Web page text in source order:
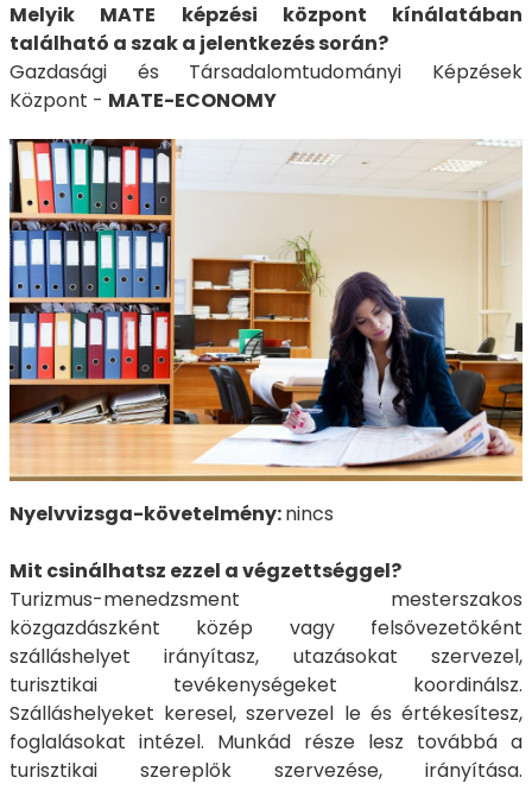
Melyik MATE képzési központ kínálatában
található a szak a jelentkezés során?
Gazdasági és Társadalomtudományi Képzések
Központ - MATE-ECONOMY
Nyelvvizsga-követelmény:nincs
Mit csinálhatsz ezzel a végzettséggel?
Turizmus-menedzsment mesterszakos
közgazdászként közép vagy felsővezetőként
szálláshelyet irányítasz, utazásokat szervezel,
turisztikai tevékenységeket koordinálsz.
Szálláshelyeket keresel, szervezel le és értékesítesz,
foglalásokat intézel. Munkád része lesz továbbá a
turisztikai szereplők szervezése, irányítása.